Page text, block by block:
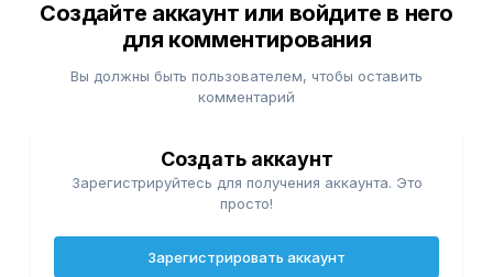
Создайте аккаунт или войдите в него
для комментирования
Вы должны быть пользователем, чтобы оставить
комментарий
Создать аккаунт
Зарегистрируйтесь для получения аккаунта. Это
просто!
Зарегистрировать аккаунт